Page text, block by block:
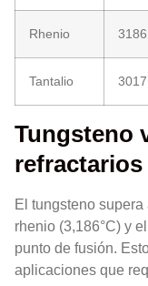
Rhenio 3186
Tantalio 3017
Tungsteno
refractarios
El tungsteno supera
rhenio (3,186°C) y
punto de fusión.
aplicaciones que